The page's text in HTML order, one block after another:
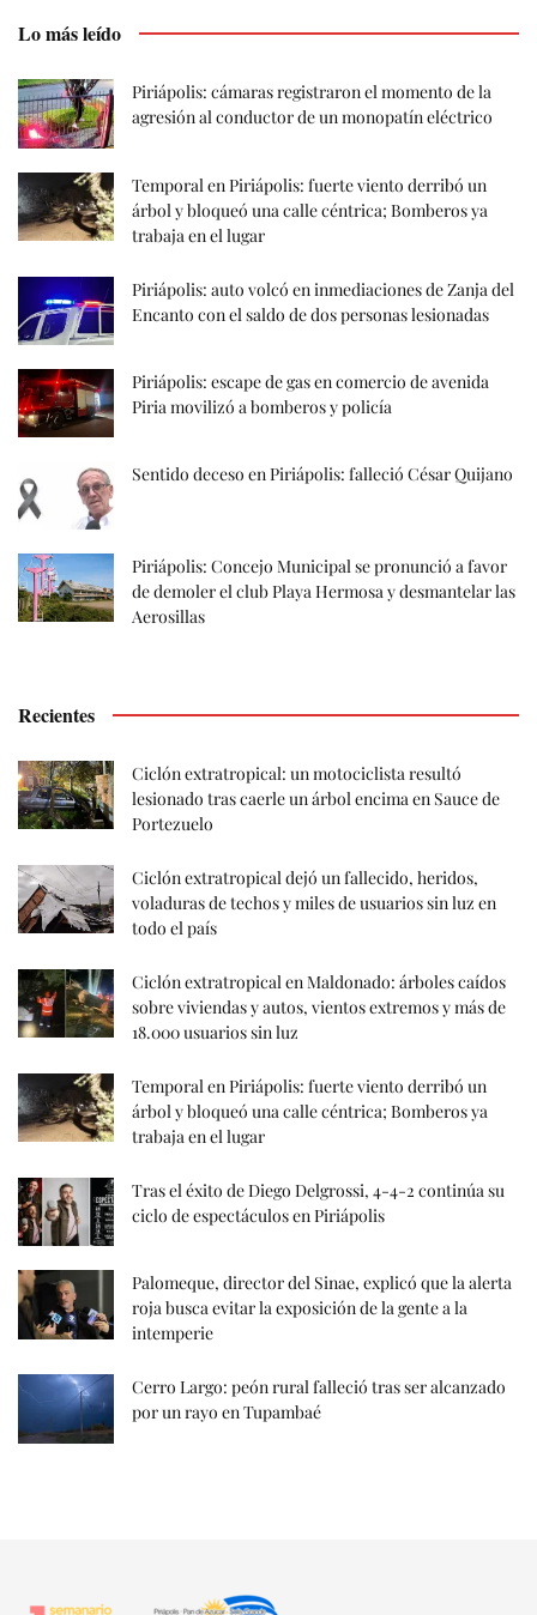
Lo más leído
Piriápolis: cámaras registraron el momento de la
agresión al conductor de un monopatín eléctrico
Temporal en Piriápolis: fuerte viento derribó un
árbol y bloqueó una calle céntrica; Bomberos ya
trabaja en el lugar
Piriápolis: auto volcó en inmediaciones de Zanja del
Encanto con el saldo de dos personas lesionadas
Piriápolis: escape de gas en comercio de avenida
Piria movilizó a bomberos y policía
Sentido deceso en Piriápolis: falleció César Quijano
Piriápolis: Concejo Municipal se pronunció a favor
de demoler el club Playa Hermosa y desmantelar las
Aerosillas
Recientes
Ciclón extratropical: un motociclista resultó
lesionado tras caerle un árbol encima en Sauce de
Portezuelo
Ciclón extratropical dejó un fallecido, heridos,
voladuras de techos y miles de usuarios sin luz en
todo el país
Ciclón extratropical en Maldonado: árboles caídos
sobre viviendas y autos, vientos extremos y más de
18.000 usuarios sin luz
Temporal en Piriápolis: fuerte viento derribó un
árbol y bloqueó una calle céntrica; Bomberos ya
trabaja en el lugar
Tras el éxito de Diego Delgrossi, 4-4-2 continúa su
ciclo de espectáculos en Piriápolis
Palomeque, director del Sinae, explicó que la alerta
roja busca evitar la exposición de la gente a la
intemperie
Cerro Largo: peón rural falleció tras ser alcanzado
por un rayo en Tupambaé